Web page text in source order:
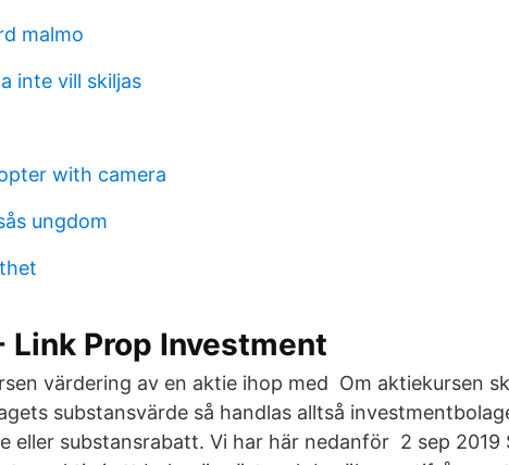
malmo
inte vill skiljas
with camera
ungdom
Link Prop Investment
värdering av en aktie ihop med Om aktiekursen
substansvärde så handlas alltså
eller substansrabatt. Vi har här nedanför 2 sep 2019